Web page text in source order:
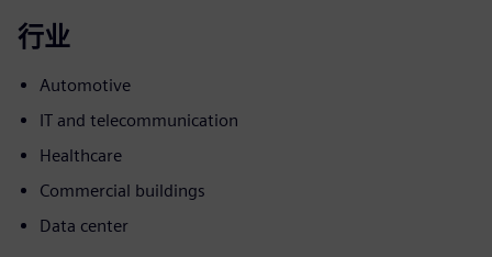
行业
Automotive
IT and telecommunication
Healthcare
Commercial buildings
Data center